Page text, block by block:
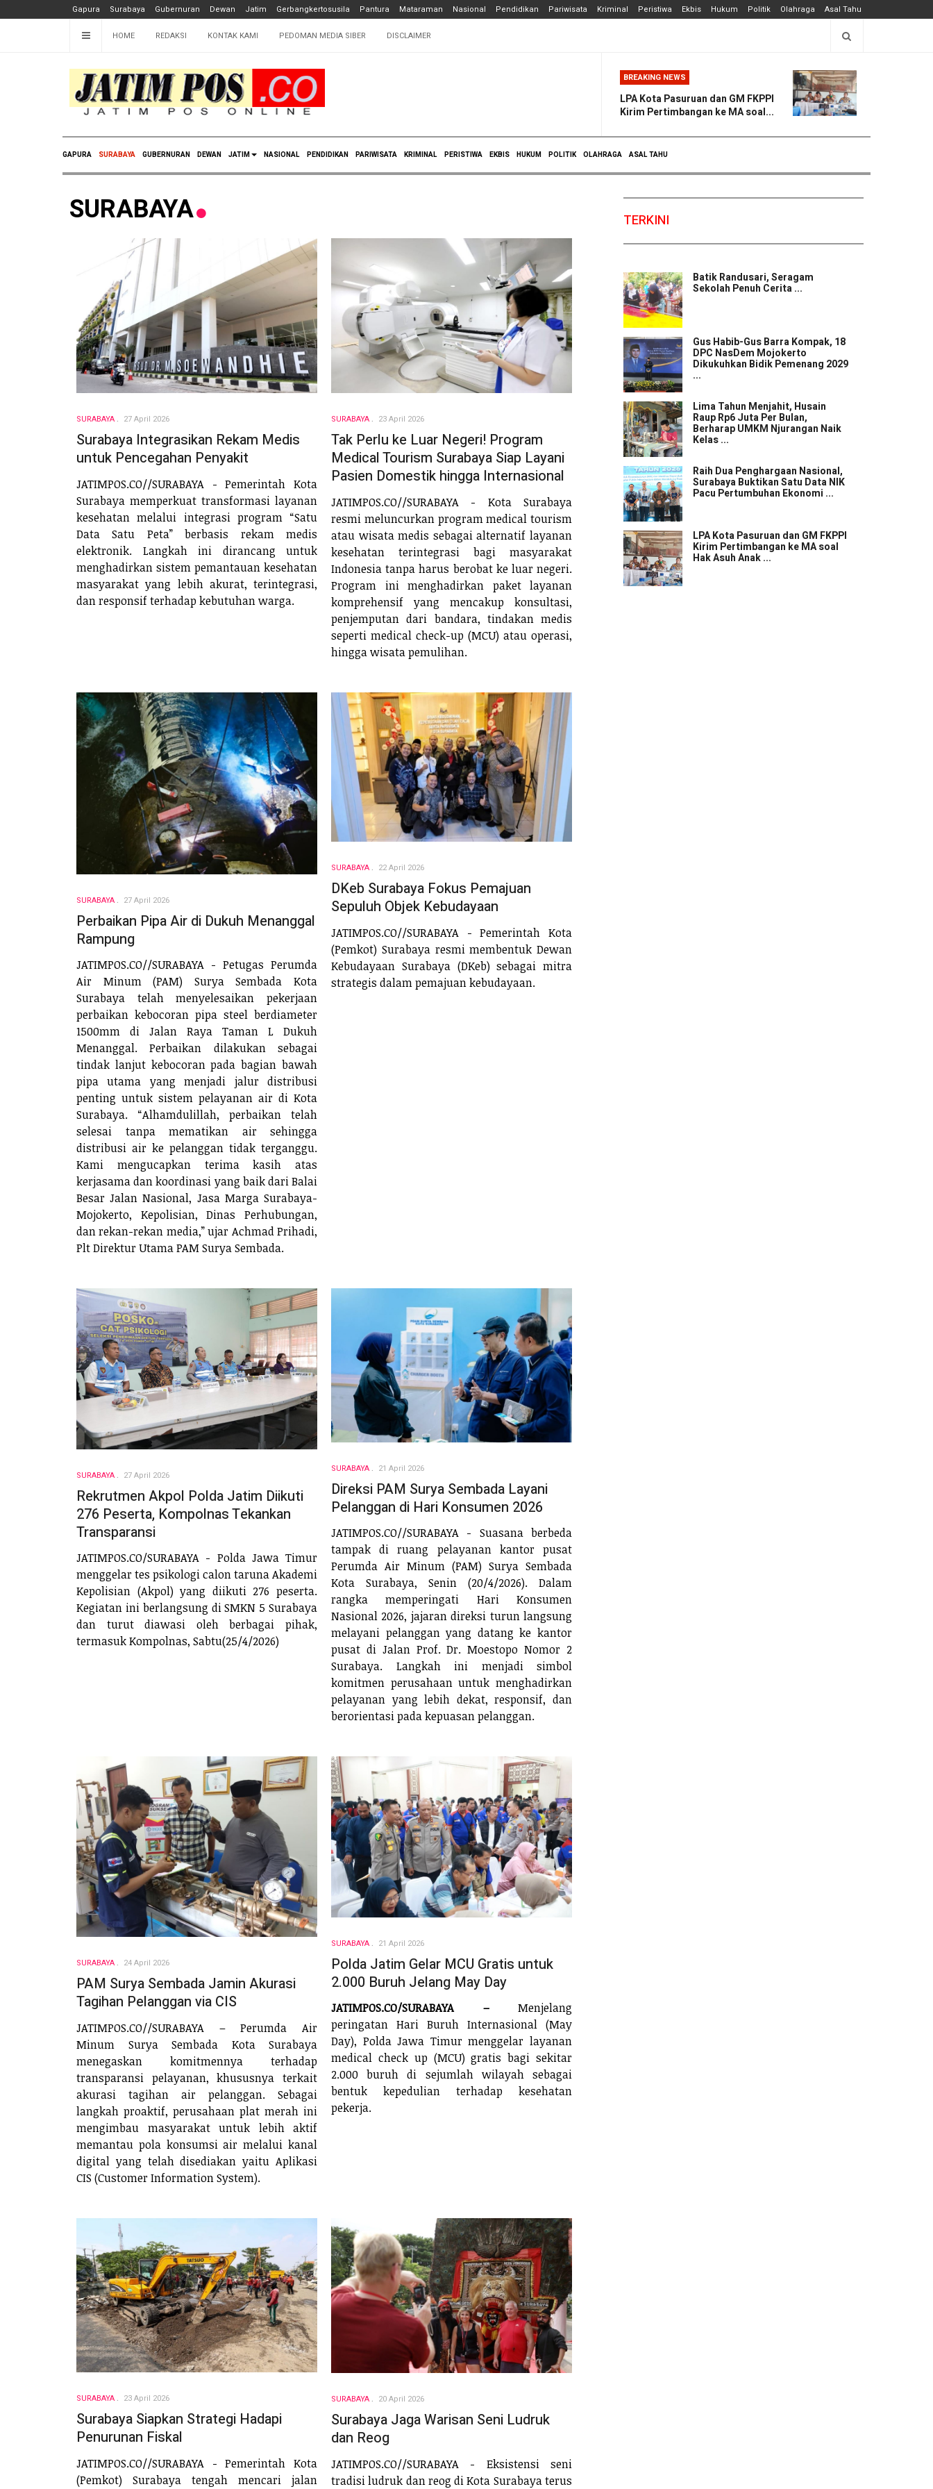
Gapura Surabaya Gubernuran Dewan Jatim Gerbangkertosusila Pantura Mataraman Nasional Pendidikan Pariwisata Kriminal Peristiwa Ekbis Hukum Politik Olahraga Asal Tahu
HOME REDAKSI KONTAK KAMI PEDOMAN MEDIA SIBER DISCLAIMER
BREAKING NEWS
LPA Kota Pasuruan dan GM FKPPI
Kirim Pertimbangan ke MA soal...
GAPURA SURABAYA GUBERNURAN DEWAN JATIM NASIONAL PENDIDIKAN PARIWISATA KRIMINAL PERISTIWA EKBIS HUKUM POLITIK OLAHRAGA ASAL TAHU
SURABAYA
SURABAYA 27 April 2026
Surabaya Integrasikan Rekam Medis
untuk Pencegahan Penyakit
JATIMPOS.CO//SURABAYA - Pemerintah Kota
Surabaya memperkuat transformasi layanan
kesehatan melalui integrasi program “Satu
Data Satu Peta” berbasis rekam medis
elektronik. Langkah ini dirancang untuk
menghadirkan sistem pemantauan kesehatan
masyarakat yang lebih akurat, terintegrasi,
dan responsif terhadap kebutuhan warga.
SURABAYA 23 April 2026
Tak Perlu ke Luar Negeri! Program
Medical Tourism Surabaya Siap Layani
Pasien Domestik hingga Internasional
JATIMPOS.CO//SURABAYA - Kota Surabaya
resmi meluncurkan program medical tourism
atau wisata medis sebagai alternatif layanan
kesehatan terintegrasi bagi masyarakat
Indonesia tanpa harus berobat ke luar negeri.
Program ini menghadirkan paket layanan
komprehensif yang mencakup konsultasi,
penjemputan dari bandara, tindakan medis
seperti medical check-up (MCU) atau operasi,
hingga wisata pemulihan.
SURABAYA 27 April 2026
Perbaikan Pipa Air di Dukuh Menanggal
Rampung
JATIMPOS.CO//SURABAYA - Petugas Perumda
Air Minum (PAM) Surya Sembada Kota
Surabaya telah menyelesaikan pekerjaan
perbaikan kebocoran pipa steel berdiameter
1500mm di Jalan Raya Taman L Dukuh
Menanggal. Perbaikan dilakukan sebagai
tindak lanjut kebocoran pada bagian bawah
pipa utama yang menjadi jalur distribusi
penting untuk sistem pelayanan air di Kota
Surabaya. “Alhamdulillah, perbaikan telah
selesai tanpa mematikan air sehingga
distribusi air ke pelanggan tidak terganggu.
Kami mengucapkan terima kasih atas
kerjasama dan koordinasi yang baik dari Balai
Besar Jalan Nasional, Jasa Marga Surabaya-
Mojokerto, Kepolisian, Dinas Perhubungan,
dan rekan-rekan media,” ujar Achmad Prihadi,
Plt Direktur Utama PAM Surya Sembada.
SURABAYA 22 April 2026
DKeb Surabaya Fokus Pemajuan
Sepuluh Objek Kebudayaan
JATIMPOS.CO//SURABAYA - Pemerintah Kota
(Pemkot) Surabaya resmi membentuk Dewan
Kebudayaan Surabaya (DKeb) sebagai mitra
strategis dalam pemajuan kebudayaan.
SURABAYA 27 April 2026
Rekrutmen Akpol Polda Jatim Diikuti
276 Peserta, Kompolnas Tekankan
Transparansi
JATIMPOS.CO/SURABAYA - Polda Jawa Timur
menggelar tes psikologi calon taruna Akademi
Kepolisian (Akpol) yang diikuti 276 peserta.
Kegiatan ini berlangsung di SMKN 5 Surabaya
dan turut diawasi oleh berbagai pihak,
termasuk Kompolnas, Sabtu(25/4/2026)
SURABAYA 21 April 2026
Direksi PAM Surya Sembada Layani
Pelanggan di Hari Konsumen 2026
JATIMPOS.CO//SURABAYA - Suasana berbeda
tampak di ruang pelayanan kantor pusat
Perumda Air Minum (PAM) Surya Sembada
Kota Surabaya, Senin (20/4/2026). Dalam
rangka memperingati Hari Konsumen
Nasional 2026, jajaran direksi turun langsung
melayani pelanggan yang datang ke kantor
pusat di Jalan Prof. Dr. Moestopo Nomor 2
Surabaya. Langkah ini menjadi simbol
komitmen perusahaan untuk menghadirkan
pelayanan yang lebih dekat, responsif, dan
berorientasi pada kepuasan pelanggan.
SURABAYA 24 April 2026
PAM Surya Sembada Jamin Akurasi
Tagihan Pelanggan via CIS
JATIMPOS.CO//SURABAYA – Perumda Air
Minum Surya Sembada Kota Surabaya
menegaskan komitmennya terhadap
transparansi pelayanan, khususnya terkait
akurasi tagihan air pelanggan. Sebagai
langkah proaktif, perusahaan plat merah ini
mengimbau masyarakat untuk lebih aktif
memantau pola konsumsi air melalui kanal
digital yang telah disediakan yaitu Aplikasi
CIS (Customer Information System).
SURABAYA 21 April 2026
Polda Jatim Gelar MCU Gratis untuk
2.000 Buruh Jelang May Day
JATIMPOS.CO/SURABAYA –Menjelang
peringatan Hari Buruh Internasional (May
Day), Polda Jawa Timur menggelar layanan
medical check up (MCU) gratis bagi sekitar
2.000 buruh di sejumlah wilayah sebagai
bentuk kepedulian terhadap kesehatan
pekerja.
SURABAYA 23 April 2026
Surabaya Siapkan Strategi Hadapi
Penurunan Fiskal
JATIMPOS.CO//SURABAYA - Pemerintah Kota
(Pemkot) Surabaya tengah mencari jalan
SURABAYA 20 April 2026
Surabaya Jaga Warisan Seni Ludruk
dan Reog
JATIMPOS.CO//SURABAYA - Eksistensi seni
tradisi ludruk dan reog di Kota Surabaya terus
TERKINI
Batik Randusari, Seragam
Sekolah Penuh Cerita ...
Gus Habib-Gus Barra Kompak, 18
DPC NasDem Mojokerto
Dikukuhkan Bidik Pemenang 2029
...
Lima Tahun Menjahit, Husain
Raup Rp6 Juta Per Bulan,
Berharap UMKM Njurangan Naik
Kelas ...
Raih Dua Penghargaan Nasional,
Surabaya Buktikan Satu Data NIK
Pacu Pertumbuhan Ekonomi ...
LPA Kota Pasuruan dan GM FKPPI
Kirim Pertimbangan ke MA soal
Hak Asuh Anak ...